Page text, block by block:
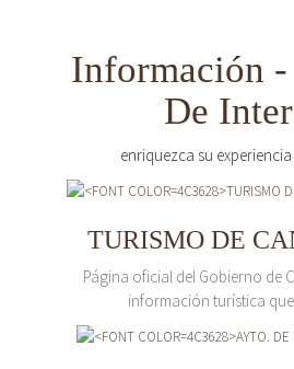
Información -
De
enriquezca su
TURISMO DE
Página oficial del Gobierno de
información turística que